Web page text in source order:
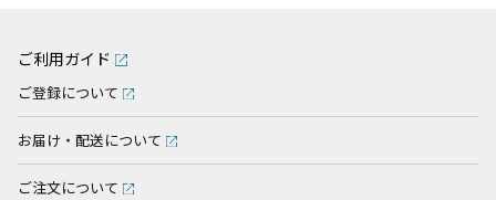
ご利用ガイド
ご登録について
お届け・配送について
ご注文について